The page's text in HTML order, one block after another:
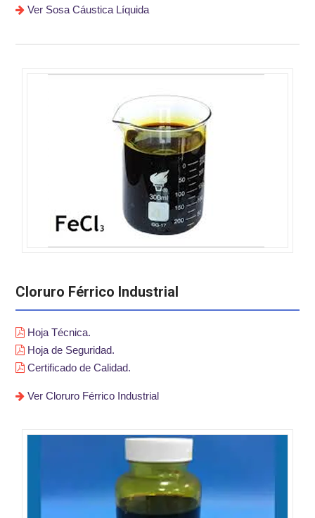
Ver Sosa Cáustica Líquida
Cloruro Férrico Industrial
Hoja Técnica.
Hoja de Seguridad.
Certificado de Calidad.
Ver Cloruro Férrico Industrial